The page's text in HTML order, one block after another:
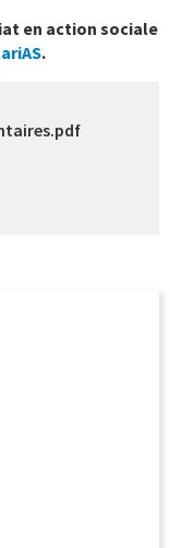
en action sociale
.